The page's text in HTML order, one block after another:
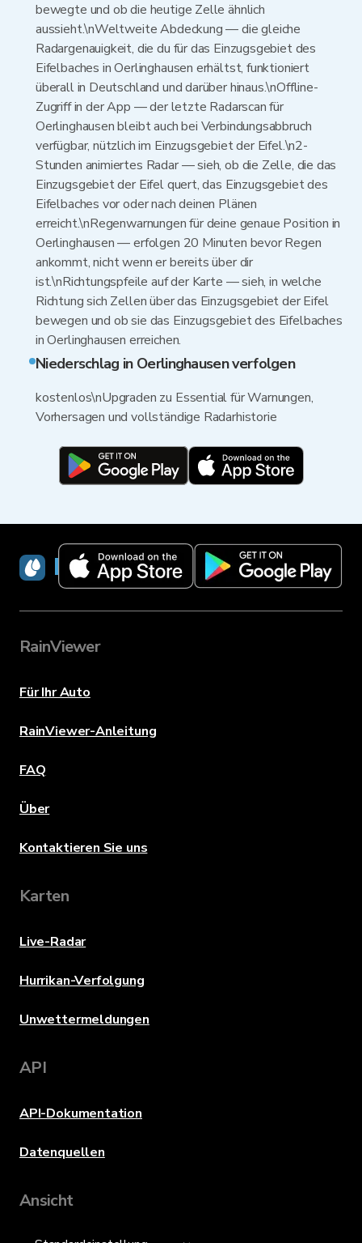
bewegte und ob die heutige Zelle ähnlich
aussieht.\nWeltweite Abdeckung — die gleiche
Radargenauigkeit, die du für das Einzugsgebiet des
Eifelbaches in Oerlinghausen erhältst, funktioniert
überall in Deutschland und darüber hinaus.\nOffline-
Zugriff in der App — der letzte Radarscan für
Oerlinghausen bleibt auch bei Verbindungsabbruch
verfügbar, nützlich im Einzugsgebiet der Eifel.\n2-
Stunden animiertes Radar — sieh, ob die Zelle, die das
Einzugsgebiet der Eifel quert, das Einzugsgebiet des
Eifelbaches vor oder nach deinen Plänen
erreicht.\nRegenwarnungen für deine genaue Position in
Oerlinghausen — erfolgen 20 Minuten bevor Regen
ankommt, nicht wenn er bereits über dir
ist.\nRichtungspfeile auf der Karte — sieh, in welche
Richtung sich Zellen über das Einzugsgebiet der Eifel
bewegen und ob sie das Einzugsgebiet des Eifelbaches
in Oerlinghausen erreichen.
Niederschlag in Oerlinghausen verfolgen
kostenlos\nUpgraden zu Essential für Warnungen,
Vorhersagen und vollständige Radarhistorie
RainViewer
RainViewer
Für Ihr Auto
RainViewer-Anleitung
FAQ
Über
Kontaktieren Sie uns
Karten
Live-Radar
Hurrikan-Verfolgung
Unwettermeldungen
API
API-Dokumentation
Datenquellen
Ansicht